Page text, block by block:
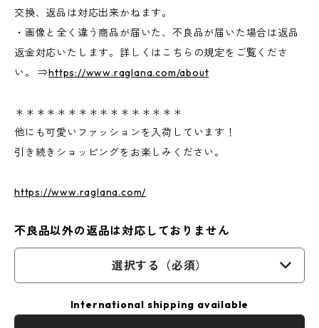
交換、返品は対応出来かねます。
・画像と全く違う商品が届いた、不良品が届いた場合は返品
返金対応いたします。詳しくはこちらの規定をご覧くださ
い。 ⇒https://www.raglana.com/about
＊＊＊＊＊＊＊＊＊＊＊＊＊＊＊＊
他にも可愛いファッションを入荷しています！
引き続きショッピングをお楽しみください。
https://www.raglana.com/
不良品以外の返品は対応しておりません
選択する（必須）
International shipping available